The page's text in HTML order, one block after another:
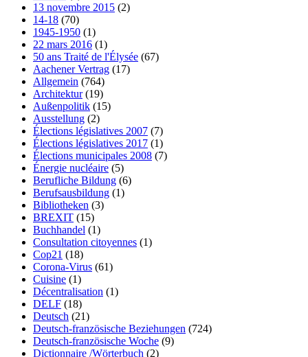
13 novembre 2015 (2)
14-18 (70)
1945-1950 (1)
22 mars 2016 (1)
50 ans Traité de l'Élysée (67)
Aachener Vertrag (17)
Allgemein (764)
Architektur(19)
Außenpolitik (15)
Ausstellung (2)
Élections législatives 2007 (7)
Élections législatives 2017 (1)
Élections municipales 2008 (7)
Énergie nucléaire (5)
Berufliche Bildung (6)
Berufsausbildung (1)
Bibliotheken (3)
BREXIT (15)
Buchhandel (1)
Consultation citoyennes (1)
Cop21 (18)
Corona-Virus (61)
Cuisine (1)
Décentralisation (1)
DELF (18)
Deutsch (21)
Deutsch-französische Beziehungen (724)
Deutsch-französische Woche (9)
Dictionnaire /Wörterbuch (2)